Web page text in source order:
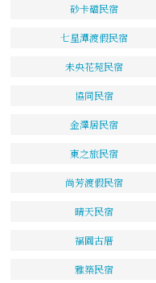
砂卡礑民宿
七星潭渡假民宿
未央花苑民宿
協同民宿
金澤居民宿
東之旅民宿
尚芳渡假民宿
晴天民宿
福園古厝
雅築民宿